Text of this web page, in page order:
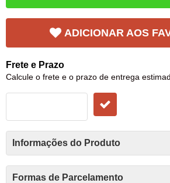
ADICIONAR AOS
Frete e Prazo
Calcule o frete e o prazo de entrega
Informações do Produto
Formas de Parcelamento